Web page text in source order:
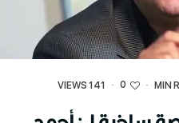
·
0
·
141 VIEWS